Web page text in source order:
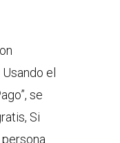
el
se
Si